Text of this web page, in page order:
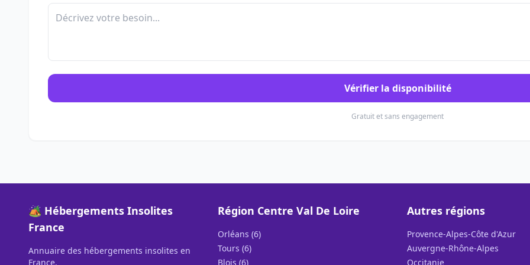
Vérifier la disponibilité
Gratuit et sans engagement
🏕️ Hébergements Insolites
France
Annuaire des hébergements insolites en
France.
Région Centre Val De Loire
Orléans (6)
Tours (6)
Blois (6)
Autres régions
Provence-Alpes-Côte d'Azur
Auvergne-Rhône-Alpes
Occitanie